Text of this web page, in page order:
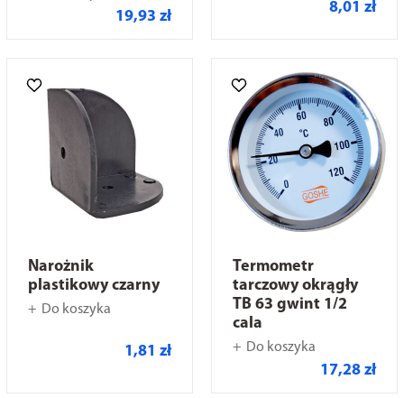
19,93 zł
8,01 zł
Narożnik
plastikowy czarny
Do koszyka
1,81 zł
Termometr
tarczowy okrągły
TB 63 gwint 1/2
cala
Do koszyka
17,28 zł